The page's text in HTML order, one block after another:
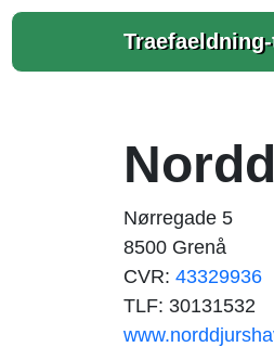
Nørregade 5
8500 Grenå
CVR: 43329936
TLF: 30131532